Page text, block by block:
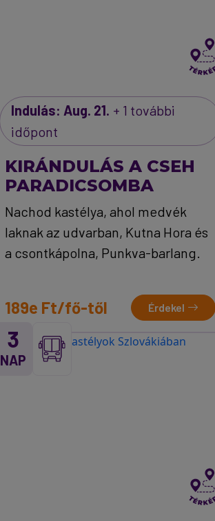
Indulás: Aug. 21. + 1 további
időpont
KIRÁNDULÁS A CSEH
PARADICSOMBA
Nachod kastélya, ahol medvék
laknak az udvarban, Kutna Hora és
a csontkápolna, Punkva-barlang.
189e Ft/fő-től Érdekel
3
NAP